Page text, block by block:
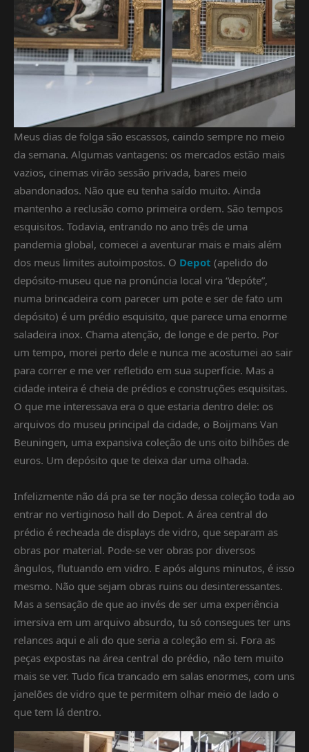
Meus dias de folga são escassos, caindo sempre no meio
da semana. Algumas vantagens: os mercados estão mais
vazios, cinemas virão sessão privada, bares meio
abandonados. Não que eu tenha saído muito. Ainda
mantenho a reclusão como primeira ordem. São tempos
esquisitos. Todavia, entrando no ano três de uma
pandemia global, comecei a aventurar mais e mais além
dos meus limites autoimpostos. O Depot (apelido do
depósito-museu que na pronúncia local vira “depóte”,
numa brincadeira com parecer um pote e ser de fato um
depósito) é um prédio esquisito, que parece uma enorme
saladeira inox. Chama atenção, de longe e de perto. Por
um tempo, morei perto dele e nunca me acostumei ao sair
para correr e me ver refletido em sua superfície. Mas a
cidade inteira é cheia de prédios e construções esquisitas.
O que me interessava era o que estaria dentro dele: os
arquivos do museu principal da cidade, o Boijmans Van
Beuningen, uma expansiva coleção de uns oito bilhões de
euros. Um depósito que te deixa dar uma olhada.
Infelizmente não dá pra se ter noção dessa coleção toda ao
entrar no vertiginoso hall do Depot. A área central do
prédio é recheada de displays de vidro, que separam as
obras por material. Pode-se ver obras por diversos
ângulos, flutuando em vidro. E após alguns minutos, é isso
mesmo. Não que sejam obras ruins ou desinteressantes.
Mas a sensação de que ao invés de ser uma experiência
imersiva em um arquivo absurdo, tu só consegues ter uns
relances aqui e ali do que seria a coleção em si. Fora as
peças expostas na área central do prédio, não tem muito
mais se ver. Tudo fica trancado em salas enormes, com uns
janelões de vidro que te permitem olhar meio de lado o
que tem lá dentro.